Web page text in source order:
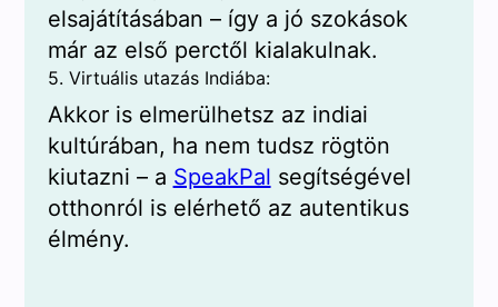
elsajátításában – így a jó szokások
már az első perctől kialakulnak.
5. Virtuális utazás Indiába:
Akkor is elmerülhetsz az indiai
kultúrában, ha nem tudsz rögtön
kiutazni – a SpeakPal segítségével
otthonról is elérhető az autentikus
élmény.